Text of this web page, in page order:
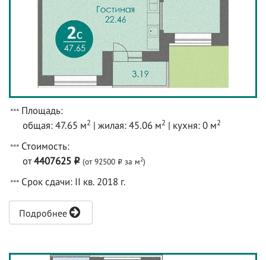
Площадь:
общая: 47.65 м2 | жилая: 45.06 м2 | кухня: 0 м2
Стоимость:
от4407625 o (от 92500 o за м2)
Срок сдачи: II кв. 2018 г.
Подробнее